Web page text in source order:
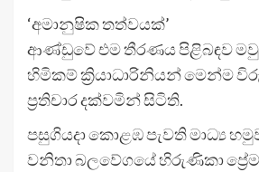
‘අමානුෂික තත්වයක්’
ආණ්ඩුවේ එම තීරණය පිළිබඳව
හිමිකම් ක්‍රියාධාරිනියන් මෙන්ම
ප්‍රතිචාර දක්වමින් සිටිති.
පසුගියදා කොළඹ පැවති මාධ්‍ය
වනිතා බලවේගයේ හිරුණිකා